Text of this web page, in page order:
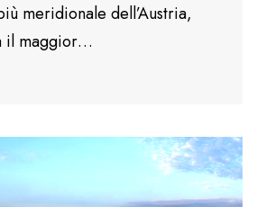
meridionale dell’Austria,
il maggior…